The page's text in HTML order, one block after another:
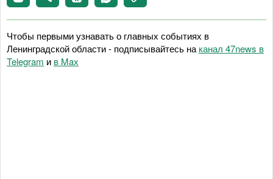
Чтобы первыми узнавать о главных событиях в
Ленинградской области - подписывайтесь на канал 47news в
Telegram и в Maх